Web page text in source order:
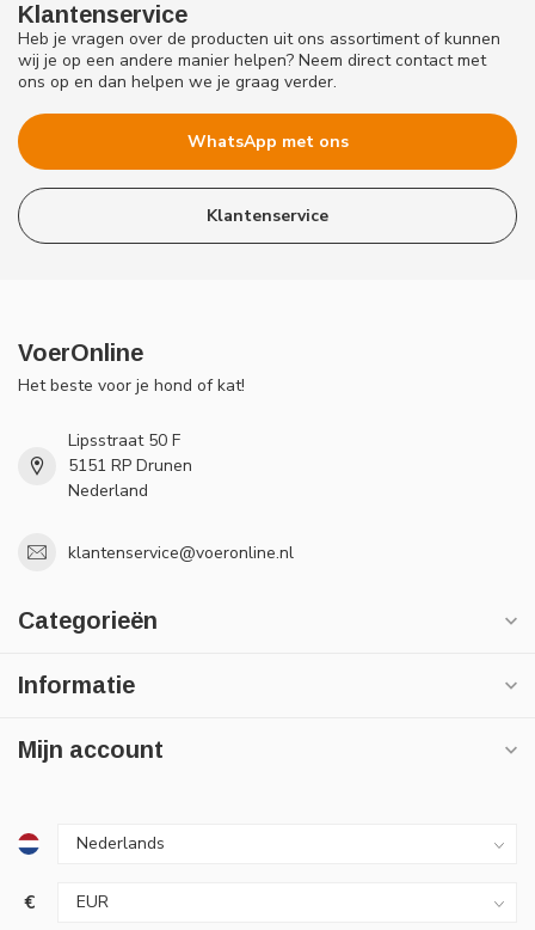
Klantenservice
Heb je vragen over de producten uit ons assortiment of kunnen
wij je op een andere manier helpen? Neem direct contact met
ons op en dan helpen we je graag verder.
WhatsApp met ons
Klantenservice
VoerOnline
Het beste voor je hond of kat!
Lipsstraat 50 F
5151 RP Drunen
Nederland
klantenservice@voeronline.nl
Categorieën
Informatie
Mijn account
€